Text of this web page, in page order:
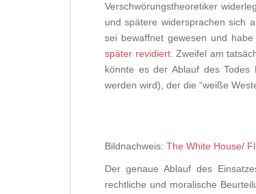
Verschwörungstheoretiker
und spätere widersprachen sich
sei bewaffnet gewesen und
später revidiert. Zweifel am
könnte es der Ablauf des
werden wird), der die “weiße
Bildnachweis: The White House/
Der genaue Ablauf des
rechtliche und moralische